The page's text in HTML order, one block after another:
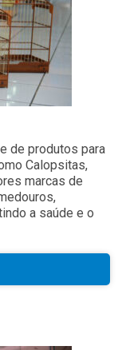
de produtos para
Calopsitas,
marcas de
a saúde e o